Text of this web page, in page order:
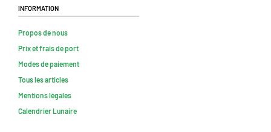
Information
Propos de nous
Prix et frais de port
Modes de paiement
Tous les articles
Mentions légales
Calendrier Lunaire